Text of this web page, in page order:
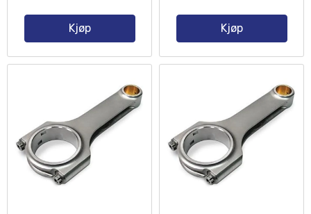
Kjøp Kjøp